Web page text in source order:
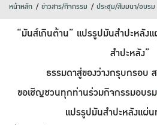
หน้าหลัก ข่าวสาร/กิจกรรม ประชุม/สัมมนา/อบรม
“มันส์เกินต้าน” แปรรูปมันสำปะหลัง
สำปะหลัง”
ธรรมดาสู่ของว่างกรุบกรอบ
ขอเชิญชวนทุกท่านร่วมกิจกรรมอบรม
แปรรูปมันสำปะหลังแผ่